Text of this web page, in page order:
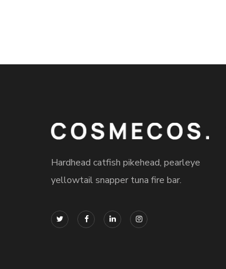
Hardhead catfish pikehead, pearleye
yellowtail snapper tuna fire bar.